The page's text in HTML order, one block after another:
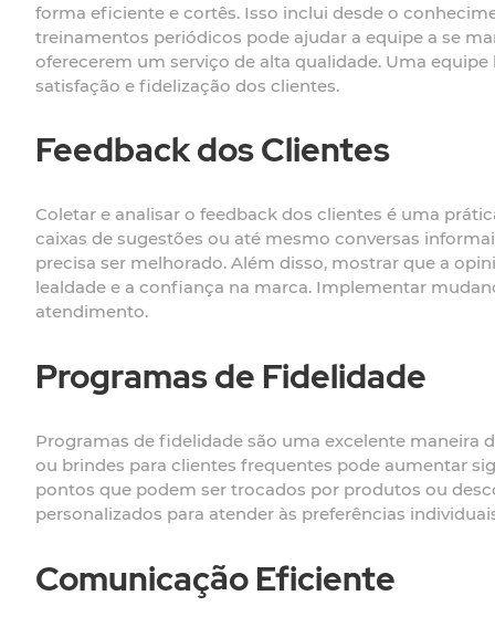
forma eficiente e cortês. Isso inclui desde o
treinamentos periódicos pode ajudar a equipe a se
oferecerem um serviço de alta qualidade. Uma
satisfação e fidelização dos clientes.
Feedback dos Clientes
Coletar e analisar o feedback dos clientes é uma
caixas de sugestões ou até mesmo conversas
precisa ser melhorado. Além disso, mostrar que a
lealdade e a confiança na marca. Implementar
atendimento.
Programas de Fidelidade
Programas de fidelidade são uma excelente maneira
ou brindes para clientes frequentes pode aumentar
pontos que podem ser trocados por produtos ou
personalizados para atender às preferências
Comunicação Eficiente